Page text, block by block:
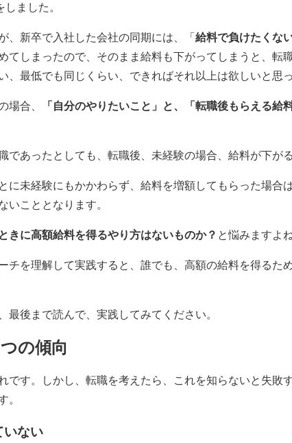
しました。
、新卒で入社した会社の同期には、「給料で負けたくな
てしまったので、そのまま給料も下がってしまうと、転
、最低でも同じくらい、できればそれ以上は欲しいと思っ
場合、
「自分のやりたいこと」と、「転職後もらえる給
であったとしても、転職後、未経験の場合、給料が下が
に未経験にもかかわらず、給料を増額してもらった場合
いこととなります。
きに高額給料を得るやり方はないものか？ と悩みますよね
チを理解して実践すると、誰でも、高額の給料を得るた
後まで読んで、実践してみてください。
の傾向
です。しかし、転職を考えたら、これを知らないと失敗
。
いない